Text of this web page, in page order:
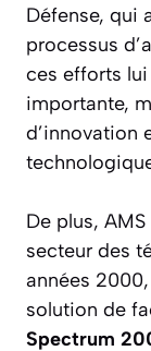
Défense, qui
processus
ces efforts
importante,
d’innovation
De plus,
secteur des
années
solution de
Spectrum